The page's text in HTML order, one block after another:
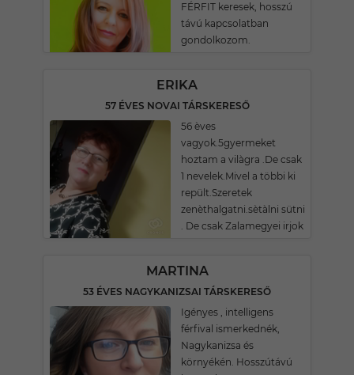
FÉRFIT keresek, hosszú
távú kapcsolatban
gondolkozom.
ERIKA
57 ÉVES NOVAI TÁRSKERESŐ
56 èves
vagyok.5gyermeket
hoztam a vilàgra .De csak
1 nevelek.Mivel a többi ki
repült.Szeretek
zenèthalgatni.sètàlni sütni
. De csak Zalamegyei irjok
MARTINA
53 ÉVES NAGYKANIZSAI TÁRSKERESŐ
Igényes , intelligens
férfival ismerkednék,
Nagykanizsa és
környékén. Hosszútávú